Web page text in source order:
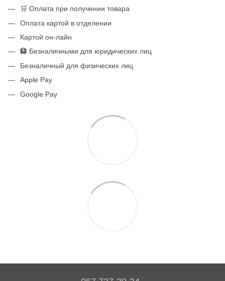
🛒 Оплата при получении товара
Оплата картой в отделении
Картой он-лайн
🏦 Безналичными для юридических лиц
Безналичный для физических лиц
Apple Pay
Google Pay